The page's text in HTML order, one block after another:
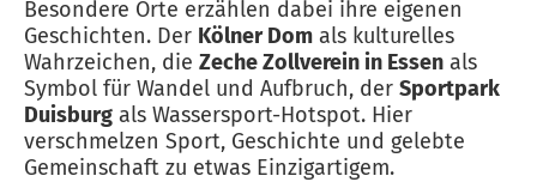
Besondere Orte erzählen dabei ihre eigenen
Geschichten. Der Kölner Dom als kulturelles
Wahrzeichen, die Zeche Zollverein in Essen als
Symbol für Wandel und Aufbruch, der Sportpark
Duisburg als Wassersport-Hotspot. Hier
verschmelzen Sport, Geschichte und gelebte
Gemeinschaft zu etwas Einzigartigem.